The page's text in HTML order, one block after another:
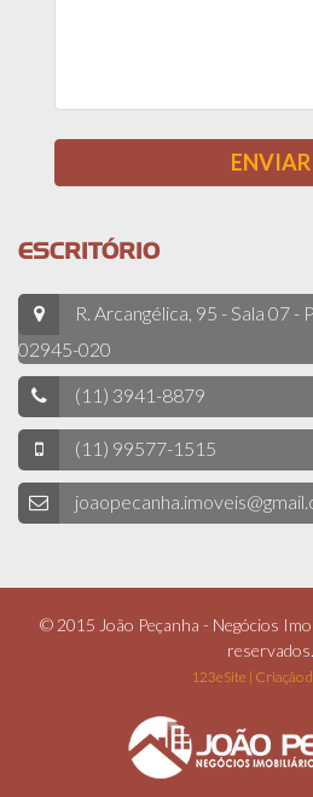
ESCRITÓRIO
R. Arcangélica, 95 - Sala 07 -
02945-020
(11) 3941-8879
(11) 99577-1515
© 2015 João Peçanha - Negócios
reservados.
123eSite | Criação